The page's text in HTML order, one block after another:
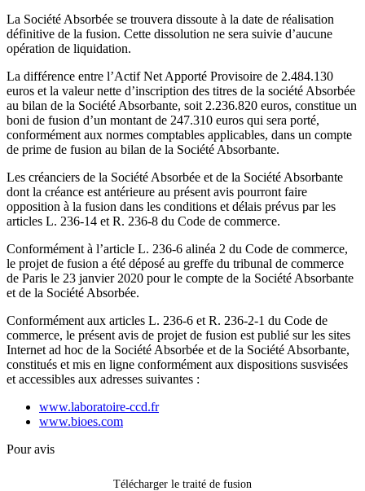
La Société Absorbée se trouvera dissoute à la date de réalisation
définitive de la fusion. Cette dissolution ne sera suivie d’aucune
opération de liquidation.
La différence entre l’Actif Net Apporté Provisoire de 2.484.130
euros et la valeur nette d’inscription des titres de la société Absorbée
au bilan de la Société Absorbante, soit 2.236.820 euros, constitue un
boni de fusion d’un montant de 247.310 euros qui sera porté,
conformément aux normes comptables applicables, dans un compte
de prime de fusion au bilan de la Société Absorbante.
Les créanciers de la Société Absorbée et de la Société Absorbante
dont la créance est antérieure au présent avis pourront faire
opposition à la fusion dans les conditions et délais prévus par les
articles L. 236-14 et R. 236-8 du Code de commerce.
Conformément à l’article L. 236-6 alinéa 2 du Code de commerce,
le projet de fusion a été déposé au greffe du tribunal de commerce
de Paris le 23 janvier 2020 pour le compte de la Société Absorbante
et de la Société Absorbée.
Conformément aux articles L. 236-6 et R. 236-2-1 du Code de
commerce, le présent avis de projet de fusion est publié sur les sites
Internet ad hoc de la Société Absorbée et de la Société Absorbante,
constitués et mis en ligne conformément aux dispositions susvisées
et accessibles aux adresses suivantes :
www.laboratoire-ccd.fr
www.bioes.com
Pour avis
Télécharger le traité de fusion